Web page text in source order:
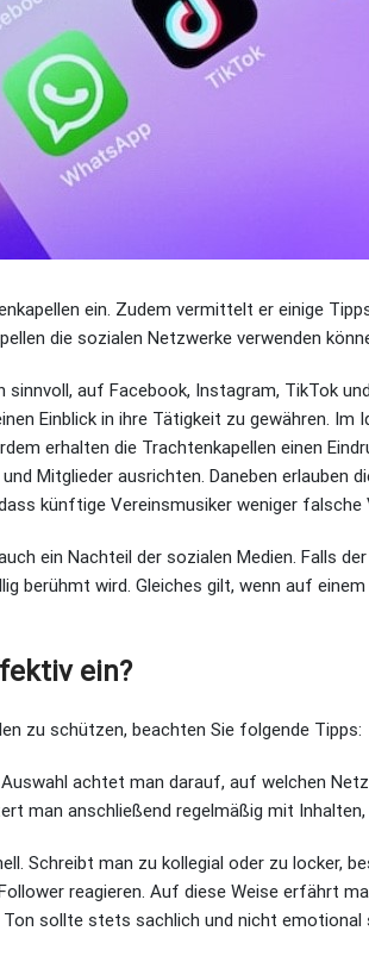
ein. Zudem vermittelt er einige
die sozialen Netzwerke verwenden
auf Facebook, Instagram, TikTok
Einblick in ihre Tätigkeit zu gewähren.
erhalten die Trachtenkapellen einen
Mitglieder ausrichten. Daneben erlauben
künftige Vereinsmusiker weniger falsche
ein Nachteil der sozialen Medien. Falls
wird. Gleiches gilt, wenn auf
ein?
zu schützen, beachten Sie folgende Tipps:
achtet man darauf, auf welchen
man anschließend regelmäßig mit
Schreibt man zu kollegial oder zu locker,
reagieren. Auf diese Weise erfährt
sollte stets sachlich und nicht